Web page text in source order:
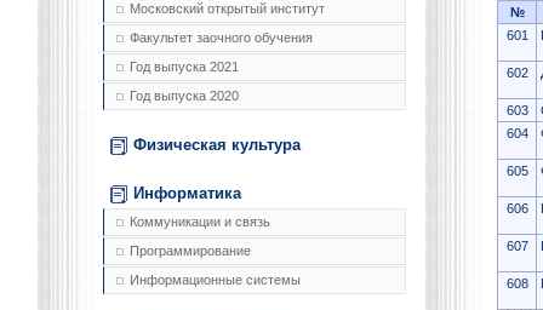
Московский открытый институт
Факультет заочного обучения
Год выпуска 2021
Год выпуска 2020
Физическая культура
Информатика
Коммуникации и связь
Программирование
Информационные системы
№
601
602
603
604
605
606
607
608